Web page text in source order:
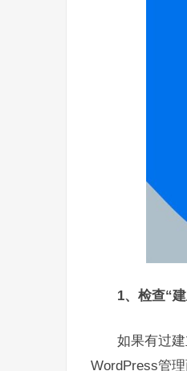
1、检查“
如果有过
WordPress管理